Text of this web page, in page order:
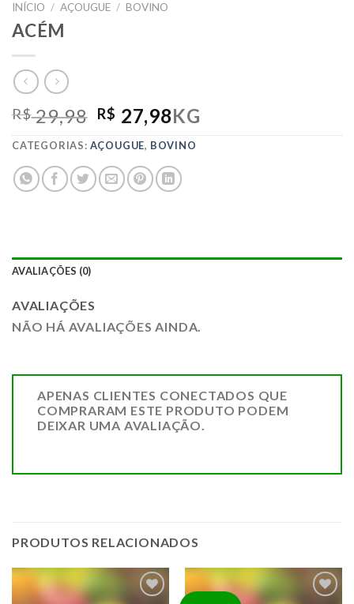
INÍCIO / AÇOUGUE / BOVINO
ACÉM
R$29,98 O
PREÇO
ORIGINAL
ERA:
R$ 29,98.
R$ 27,98O
PREÇO
ATUAL
É:
R$ 27,98.
KG
CATEGORIAS: AÇOUGUE, BOVINO
AVALIAÇÕES (0)
AVALIAÇÕES
NÃO HÁ AVALIAÇÕES AINDA.
APENAS CLIENTES CONECTADOS QUE
COMPRARAM ESTE PRODUTO PODEM
DEIXAR UMA AVALIAÇÃO.
PRODUTOS RELACIONADOS